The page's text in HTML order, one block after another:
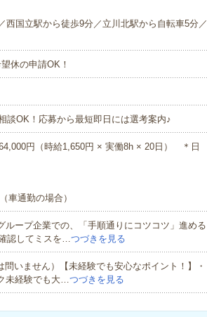
西国立駅から徒歩9分／立川北駅から自転車5分／
休の申請OK！
談OK！応募から最短即日には選考案内♪
円（時給1,650円 × 実働8h × 20日） ＊日
車通勤の場合）
ループ企業での、「手順通りにコツコツ」進める
認してミスを…つづきを見る
いません）【未経験でも安心なポイント！】・
未経験でも大…つづきを見る